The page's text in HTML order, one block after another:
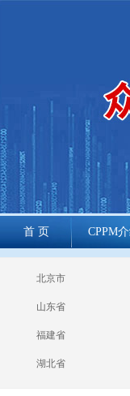
首 页 CPPM
cppm报考常见
问题
北京市
山东省
福建省
湖北省